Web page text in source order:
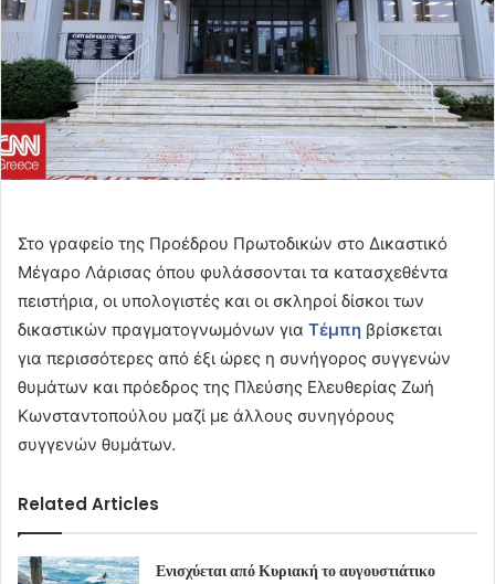
Στο γραφείο της Προέδρου Πρωτοδικών στο Δικαστικό
Μέγαρο Λάρισας όπου φυλάσσονται τα κατασχεθέντα
πειστήρια, οι υπολογιστές και οι σκληροί δίσκοι των
δικαστικών πραγματογνωμόνων για Τέμπη βρίσκεται
για περισσότερες από έξι ώρες η συνήγορος συγγενών
θυμάτων και πρόεδρος της Πλεύσης Ελευθερίας Ζωή
Κωνσταντοπούλου μαζί με άλλους συνηγόρους
συγγενών θυμάτων.
Related Articles
Ενισχύεται από Κυριακή το αυγουστιάτικο